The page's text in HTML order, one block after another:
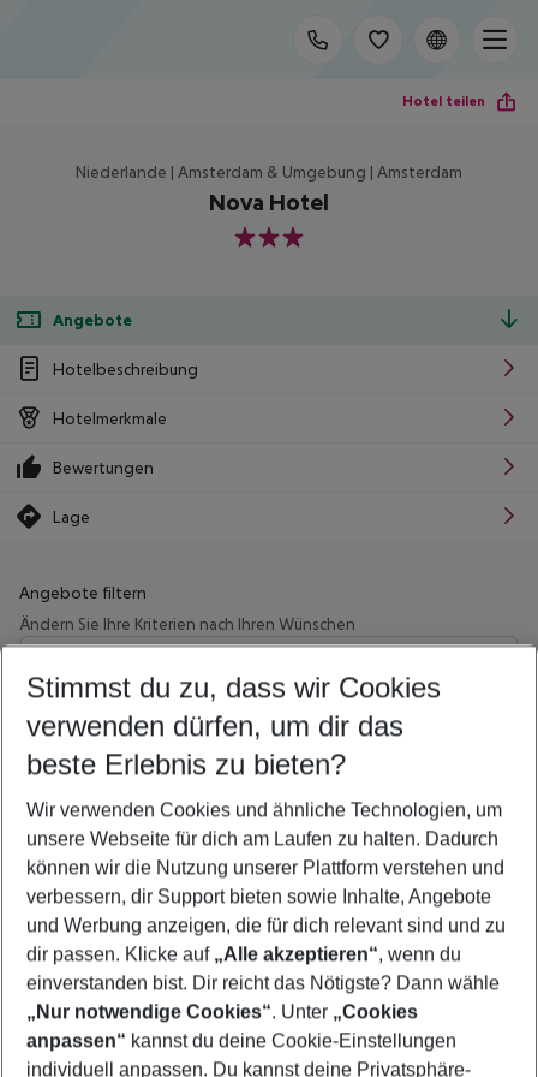
Hotel teilen
Niederlande | Amsterdam & Umgebung | Amsterdam
Nova Hotel
3
Angebote
Hotelbeschreibung
Hotelmerkmale
Bewertungen
Lage
Angebote filtern
Ändern Sie Ihre Kriterien nach Ihren Wünschen
Beliebiger Abflughafen
Wähle deinen Reisezeitraum
5-8 Nächte
2 Erwachsene Keine Kinder
Mehr Filter anzeigen
Footer
Footer navigation
Stimmst du zu, dass wir Cookies
verwenden dürfen, um dir das
beste Erlebnis zu bieten?
Wir verwenden Cookies und ähnliche Technologien, um
unsere Webseite für dich am Laufen zu halten. Dadurch
können wir die Nutzung unserer Plattform verstehen und
verbessern, dir Support bieten sowie Inhalte, Angebote
und Werbung anzeigen, die für dich relevant sind und zu
dir passen. Klicke auf „Alle akzeptieren“, wenn du
einverstanden bist. Dir reicht das Nötigste? Dann wähle
„Nur notwendige Cookies“. Unter „Cookies
anpassen“ kannst du deine Cookie-Einstellungen
individuell anpassen. Du kannst deine Privatsphäre-